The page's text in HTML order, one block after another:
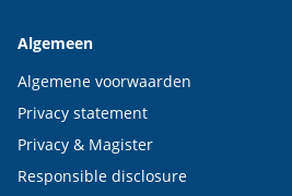
Algemeen
Algemene voorwaarden
Privacy statement
Privacy & Magister
Responsible disclosure